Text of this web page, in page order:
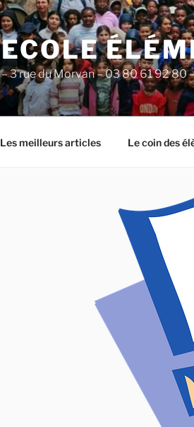
ECOLE
– 3 rue du Morvan – 03 80 61 92 80
Les meilleurs articles Le coin des